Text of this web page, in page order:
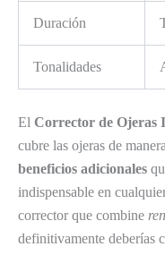
Duración
Tonalidades
El Corrector de Ojeras
cubre las ojeras de
beneficios adicionales
indispensable en
corrector que combine
definitivamente deberías